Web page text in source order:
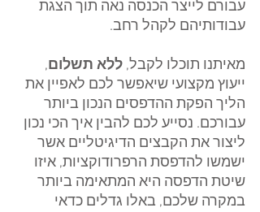
עבורם לייצר הכנסה נאה תוך הצגת
עבודותיהם לקהל רחב.
מאיתנו תוכלו לקבל, ללא תשלום,
ייעוץ מקצועי שיאפשר לכם לאפיין את
הליך הפקת ההדפסים הנכון ביותר
עבורכם. נסייע לכם להבין איך הכי נכון
ליצור את הקבצים הדיגיטליים אשר
ישמשו להדפסת הרפרודוקציות, איזו
שיטת הדפסה היא המתאימה ביותר
במקרה שלכם, באלו גדלים כדאי